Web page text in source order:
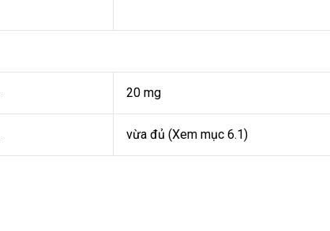
20 mg
vừa đủ (Xem mục 6.1)